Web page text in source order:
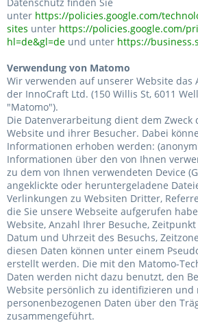
unter https://policies.google.com/
sites unter https://policies.google.com/
hl=de&gl=de und unter https://
Verwendung von Matomo
Wir verwenden auf unserer Website das
der InnoCraft Ltd. (150 Willis St, 6011
"Matomo").
Die Datenverarbeitung dient dem Zweck
Website und ihrer Besucher. Dabei
Informationen erhoben werden:
Informationen über den von Ihnen
zu dem von Ihnen verwendeten Device
angeklickte oder heruntergeladene
Verlinkungen zu Websiten Dritter,
die Sie unsere Webseite aufgerufen
Website, Anzahl Ihrer Besuche,
Datum und Uhrzeit des Besuchs,
diesen Daten können unter einem
erstellt werden. Die mit den Matomo-
Daten werden nicht dazu benutzt, den
Website persönlich zu identifizieren und
personenbezogenen Daten über den
zusammengeführt.